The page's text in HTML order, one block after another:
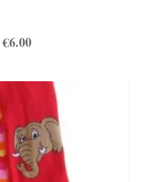
Algne
oli:
€8.00.
€6.00Praegune
on:
€6.00.